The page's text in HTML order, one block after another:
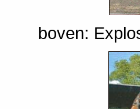
boven: